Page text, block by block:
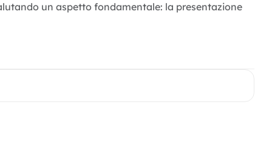
un aspetto fondamentale: la presentazione